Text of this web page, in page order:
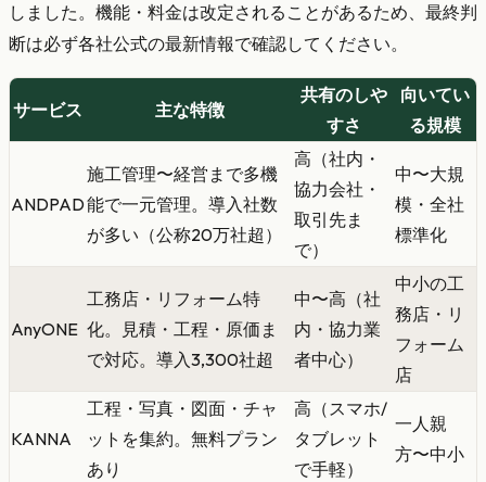
しました。機能・料金は改定されることがあるため、最終判
断は必ず各社公式の最新情報で確認してください。
サービス 主な特徴
共有のしや
すさ
向いてい
る規模
ANDPAD
施工管理〜経営まで多機
能で一元管理。導入社数
が多い（公称20万社超）
高（社内・
協力会社・
取引先ま
で）
中〜大規
模・全社
標準化
AnyONE
工務店・リフォーム特
化。見積・工程・原価ま
で対応。導入3,300社超
中〜高（社
内・協力業
者中心）
中小の工
務店・リ
フォーム
店
KANNA
工程・写真・図面・チャ
ットを集約。無料プラン
あり
高（スマホ/
タブレット
で手軽）
一人親
方〜中小